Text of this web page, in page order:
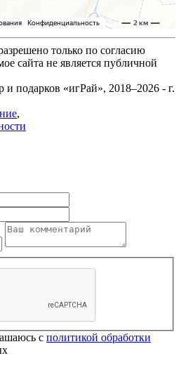
только по согласию
сайта не является публичной
подарков «игРай», 2018–2026 - г.
,
с политикой обработки